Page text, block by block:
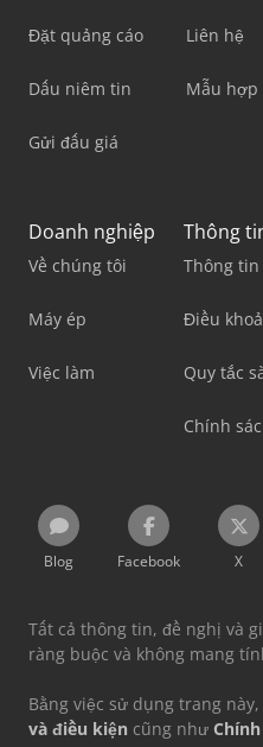
Đặt quảng cáo
Dấu niêm tin
Gửi đấu giá
Liên hệ
Mẫu hợp
Doanh nghiệp
Về chúng tôi
Máy ép
Việc làm
Thông
Thông
Điều
Quy tắc
Chính
Blog Facebook X
Tất cả thông tin, đề nghị và
ràng buộc và không mang
Bằng việc sử dụng trang
và điều kiện cũng như